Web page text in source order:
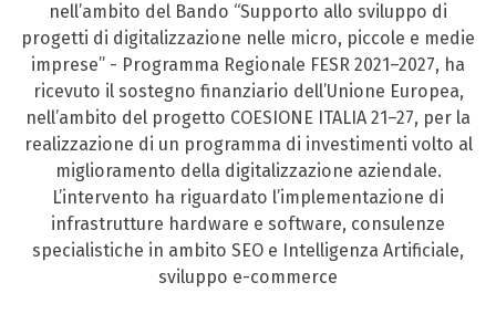
nell’ambito del Bando “Supporto allo sviluppo di
progetti di digitalizzazione nelle micro, piccole e medie
imprese” - Programma Regionale FESR 2021–2027, ha
ricevuto il sostegno finanziario dell’Unione Europea,
nell’ambito del progetto COESIONE ITALIA 21–27, per la
realizzazione di un programma di investimenti volto al
miglioramento della digitalizzazione aziendale.
L’intervento ha riguardato l’implementazione di
infrastrutture hardware e software, consulenze
specialistiche in ambito SEO e Intelligenza Artificiale,
sviluppo e-commerce